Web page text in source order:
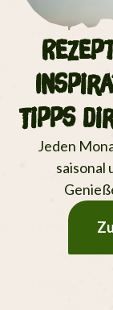
Tipps
Jeden Monat frische Genussideen — einfach,
saisonal